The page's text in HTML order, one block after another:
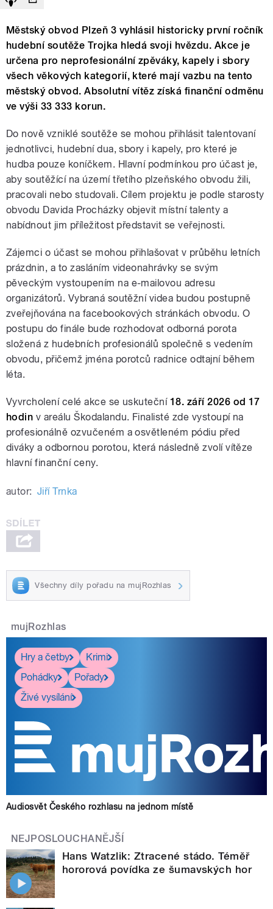
Městský obvod Plzeň 3 vyhlásil historicky první ročník
hudební soutěže Trojka hledá svoji hvězdu. Akce je
určena pro neprofesionální zpěváky, kapely i sbory
všech věkových kategorií, které mají vazbu na tento
městský obvod. Absolutní vítěz získá finanční odměnu
ve výši 33 333 korun.
Do nově vzniklé soutěže se mohou přihlásit talentovaní
jednotlivci, hudební dua, sbory i kapely, pro které je
hudba pouze koníčkem. Hlavní podmínkou pro účast je,
aby soutěžící na území třetího plzeňského obvodu žili,
pracovali nebo studovali. Cílem projektu je podle starosty
obvodu Davida Procházky objevit místní talenty a
nabídnout jim příležitost představit se veřejnosti.
Zájemci o účast se mohou přihlašovat v průběhu letních
prázdnin, a to zasláním videonahrávky se svým
pěveckým vystoupením na e-mailovou adresu
organizátorů. Vybraná soutěžní videa budou postupně
zveřejňována na facebookových stránkách obvodu. O
postupu do finále bude rozhodovat odborná porota
složená z hudebních profesionálů společně s vedením
obvodu, přičemž jména porotců radnice odtajní během
léta.
Vyvrcholení celé akce se uskuteční 18. září 2026 od 17
hodin v areálu Škodalandu. Finalisté zde vystoupí na
profesionálně ozvučeném a osvětleném pódiu před
diváky a odbornou porotou, která následně zvolí vítěze
hlavní finanční ceny.
autor: Jiří Trnka
Všechny díly pořadu na mujRozhlas
mujRozhlas
Hry a četby
Krimi
Pohádky
Pořady
Živé vysílání
Audiosvět Českého rozhlasu na jednom místě
NEJPOSLOUCHANĚJŠÍ
Hans Watzlik: Ztracené stádo. Téměř
hororová povídka ze šumavských hor